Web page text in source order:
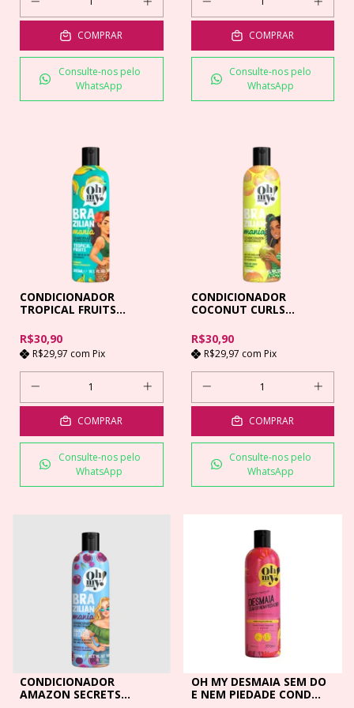
COMPRAR
Consulte-nos pelo
WhatsApp
COMPRAR
Consulte-nos pelo
WhatsApp
CONDICIONADOR
TROPICAL FRUITS
R$30,90
R$29,97 com Pix
COMPRAR
Consulte-nos pelo
WhatsApp
CONDICIONADOR
COCONUT CURLS
R$30,90
R$29,97 com Pix
COMPRAR
Consulte-nos pelo
WhatsApp
CONDICIONADOR
AMAZON SECRETS
OH MY DESMAIA SEM DO
E NEM PIEDADE COND